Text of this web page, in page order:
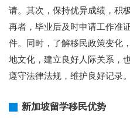
请。其次，保持优异成绩，积
再者，毕业后及时申请工作准
件。同时，了解移民政策变化
地文化，建立良好人际关系，
遵守法律法规，维护良好记录。
新加坡留学移民优势